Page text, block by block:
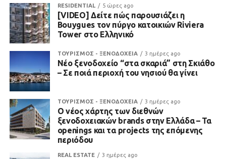
RESIDENTIAL 5 ώρες ago
[VIDEO] Δείτε πώς παρουσιάζει η
Bouygues τον πύργο κατοικιών Riviera
Tower στο Ελληνικό
ΤΟΥΡΙΣΜΟΣ - ΞΕΝΟΔΟΧΕΙΑ 3 ημέρες ago
Νέο ξενοδοχείο “στα σκαριά” στη Σκιάθο
– Σε ποιά περιοχή του νησιού θα γίνει
ΤΟΥΡΙΣΜΟΣ - ΞΕΝΟΔΟΧΕΙΑ 3 ημέρες ago
Ο νέος χάρτης των διεθνών
ξενοδοχειακών brands στην Ελλάδα – Τα
openings και τα projects της επόμενης
περιόδου
REAL ESTATE 3 ημέρες ago